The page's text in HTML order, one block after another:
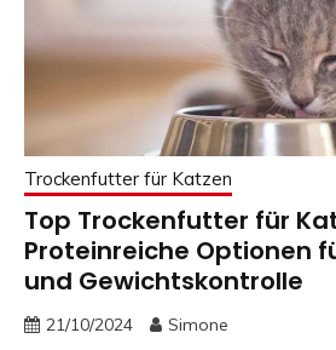
Trockenfutter für Katzen
Top Trockenfutter für
Proteinreiche Optionen
und Gewichtskontrolle
21/10/2024 Simone